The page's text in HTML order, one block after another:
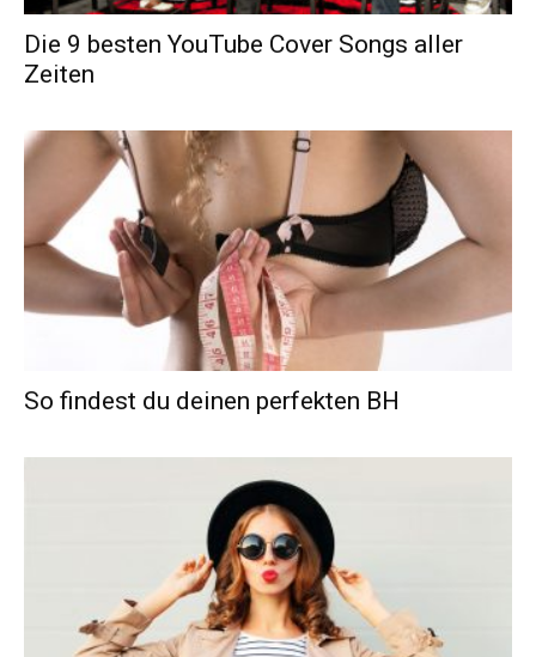
Die 9 besten YouTube Cover Songs aller
Zeiten
So findest du deinen perfekten BH